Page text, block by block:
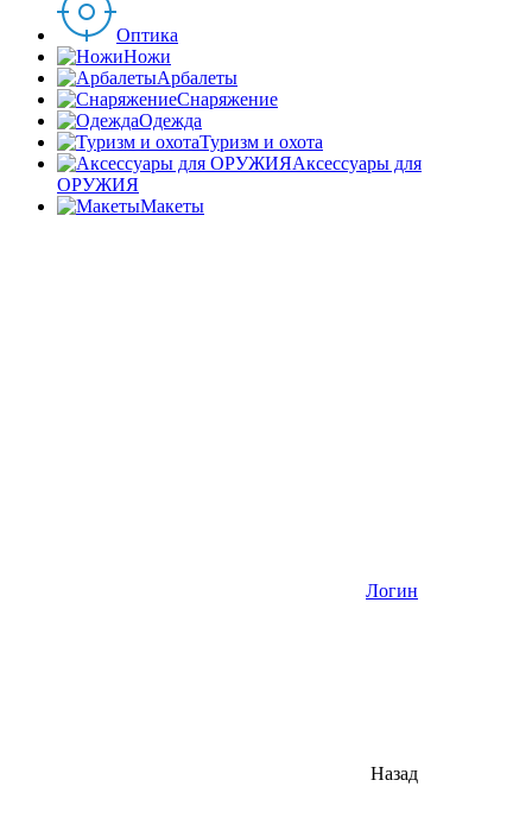
Оптика
Ножи
Арбалеты
Снаряжение
Одежда
Туризм и охота
Аксессуары для
ОРУЖИЯ
Макеты
Логин
Назад